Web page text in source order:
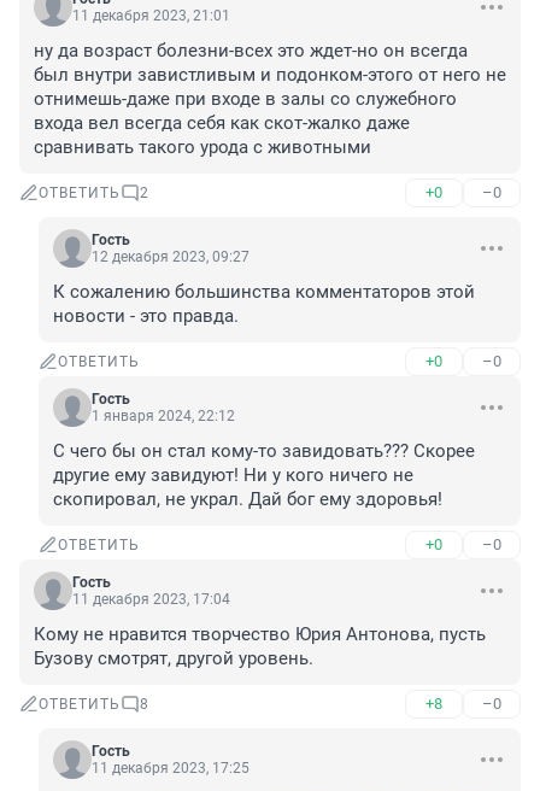
11 декабря 2023, 21:01
ну да возраст болезни-всех это ждет-но он всегда
был внутри завистливым и подонком-этого от него не
отнимешь-даже при входе в залы со служебного
входа вел всегда себя как скот-жалко даже
сравнивать такого урода с животными
ОТВЕТИТЬ 2 +0 –0
Гость
12 декабря 2023, 09:27
К сожалению большинства комментаторов этой
новости - это правда.
ОТВЕТИТЬ +0 –0
Гость
1 января 2024, 22:12
С чего бы он стал кому-то завидовать??? Скорее
другие ему завидуют! Ни у кого ничего не
скопировал, не украл. Дай бог ему здоровья!
ОТВЕТИТЬ +0 –0
Гость
11 декабря 2023, 17:04
Кому не нравится творчество Юрия Антонова, пусть
Бузову смотрят, другой уровень.
ОТВЕТИТЬ 8 +8 –0
Гость
11 декабря 2023, 17:25